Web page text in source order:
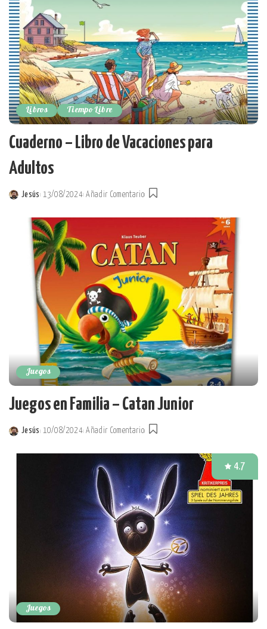
Libros Tiempo Libre
Cuaderno – Libro de Vacaciones para
Adultos
Posted
Jesús 13/08/2024 Añadir Comentario
Juegos
Juegos en Familia – Catan Junior
Posted
Jesús 10/08/2024 Añadir Comentario
Juegos
4.7